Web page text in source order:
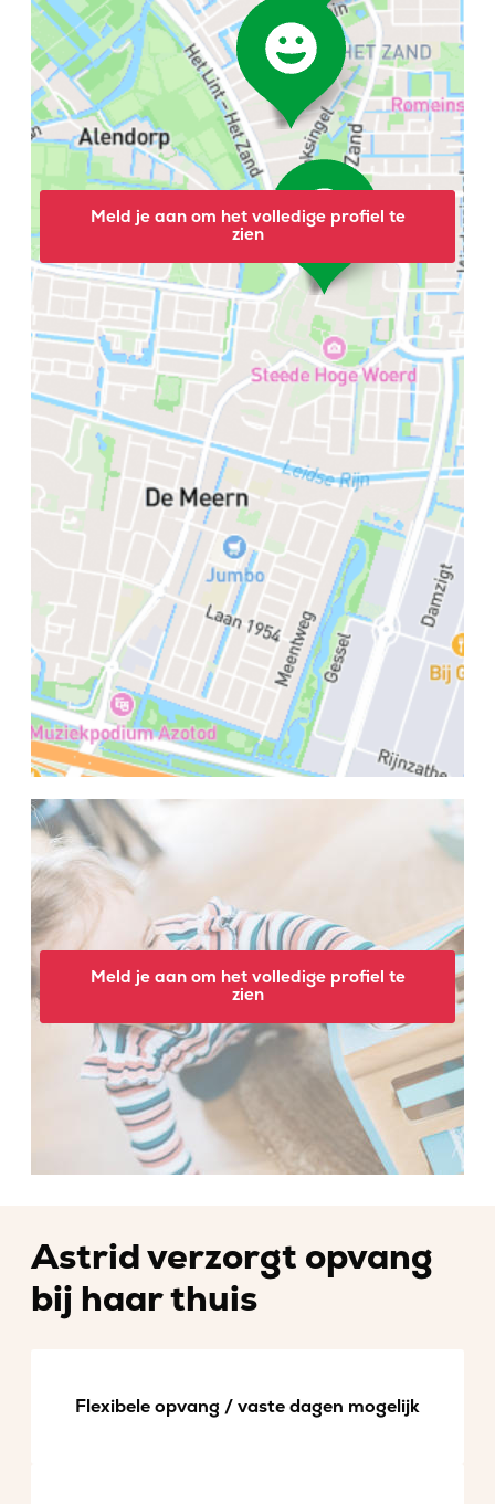
Meld je aan om het volledige profiel te
zien
Meld je aan om het volledige profiel te
zien
Astrid verzorgt opvang
bij haar thuis
Flexibele opvang / vaste dagen mogelijk